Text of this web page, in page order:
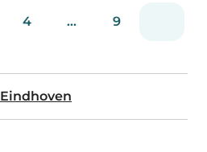
4 ... 9
Eindhoven